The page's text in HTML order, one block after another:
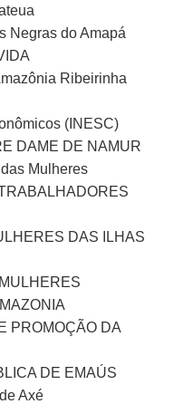
Negras do Amapá
Ribeirinha
(INESC)
DAME DE NAMUR
Mulheres
DAS ILHAS
PROMOÇÃO DA
DE EMAÚS
Axé